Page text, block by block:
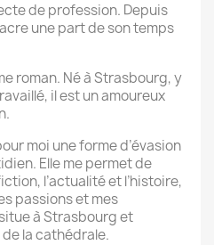
de profession. Depuis
une part de son temps
roman. Né à Strasbourg, y
il est un amoureux
moi une forme d’évasion
Elle me permet de
l’actualité et l’histoire,
passions et mes
à Strasbourg et
la cathédrale.